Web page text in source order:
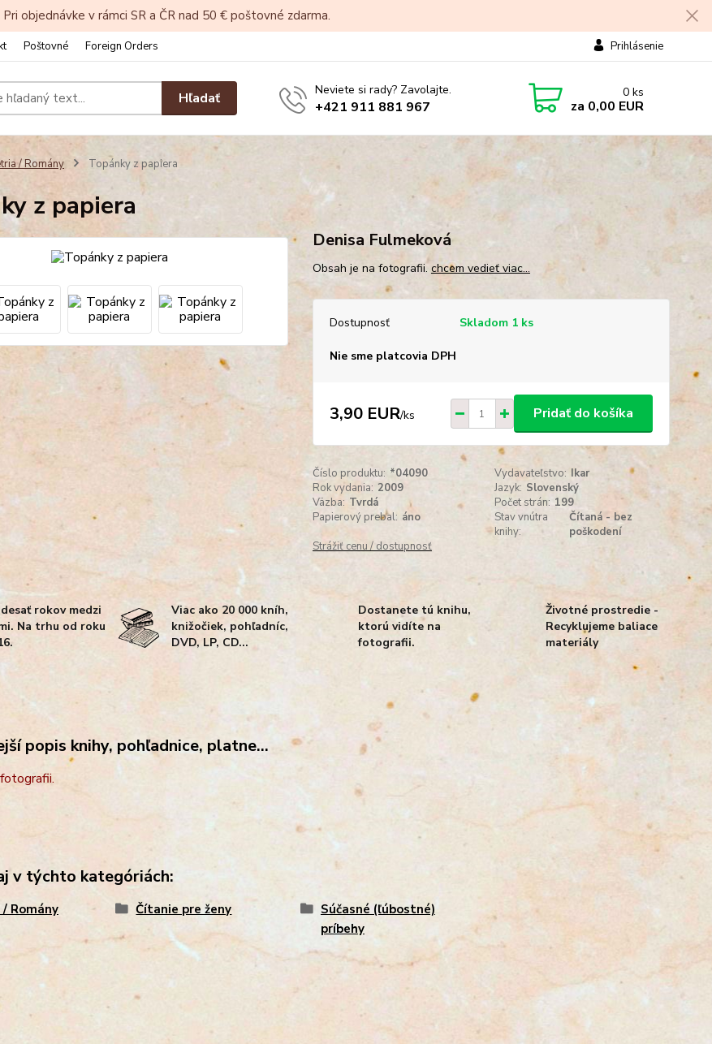
Pri objednávke v rámci SR a ČR nad 50 € poštovné zdarma.
Poštovné Foreign Orders Prihlásenie
Hľadať Neviete si rady? Zavolajte.
+421 911 881 967
0 ks
za 0,00 EUR
/ Romány Topánky z papiera
z papiera
Denisa Fulmeková
Obsah je na fotografii.chcem vedieť viac...
Dostupnosť Skladom 1 ks
Nie sme platcovia DPH
3,90 EUR/ks Pridať do košíka
Číslo produktu: *04090 Vydavateľstvo: Ikar
Rok vydania: 2009 Jazyk: Slovenský
Väzba: Tvrdá Počet strán: 199
Papierový prebal: áno
Stav vnútra
knihy:
Čítaná - bez
poškodení
Strážiť cenu / dostupnosť
rokov medzi
Na trhu od roku
Viac ako 20 000 kníh,
knižočiek, pohľadníc,
DVD, LP, CD...
Dostanete tú knihu,
ktorú vidíte na
fotografii.
Životné prostredie -
Recyklujeme baliace
materiály
popis knihy, pohľadnice, platne...
v týchto kategóriách:
Romány Čítanie pre ženy
Súčasné (ľúbostné)
príbehy